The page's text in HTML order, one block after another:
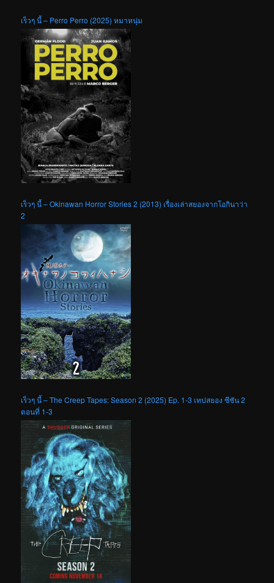
เร็วๆ นี้ – Perro Perro (2025) หมาหนุ่ม
เร็วๆ นี้ – Okinawan Horror Stories 2 (2013) เรื่องเล่าสยองจากโอกินาว่า
2
เร็วๆ นี้ – The Creep Tapes: Season 2 (2025) Ep. 1-3 เทปสยอง ซีซัน 2
ตอนที่ 1-3